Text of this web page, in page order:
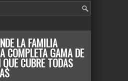
LA FAMILIA
COMPLETA GAMA DE
CUBRE TODAS